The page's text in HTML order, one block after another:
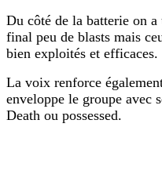
Du côté de la batterie on a
final peu de blasts mais
bien exploités et efficaces.
La voix renforce
enveloppe le groupe avec
Death ou possessed.